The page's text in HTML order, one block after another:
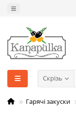
Скрізь
Гарячі закуски